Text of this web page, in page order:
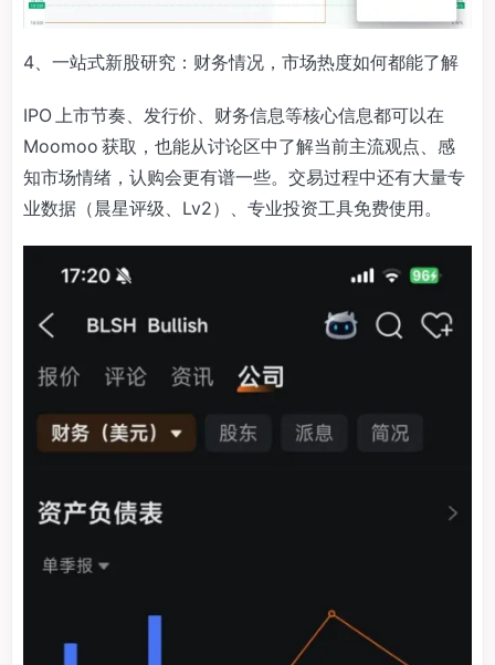
4、一站式新股研究：财务情况，市场热度如何都能了解
IPO 上市节奏、发行价、财务信息等核心信息都可以在
Moomoo 获取，也能从讨论区中了解当前主流观点、感
知市场情绪，认购会更有谱一些。交易过程中还有大量专
业数据（晨星评级、Lv2）、专业投资工具免费使用。